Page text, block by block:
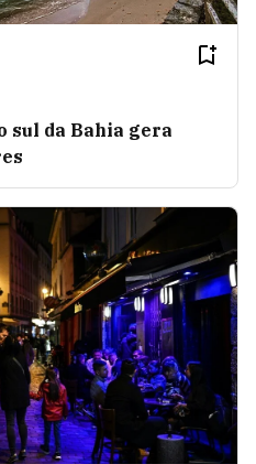
sul da Bahia gera